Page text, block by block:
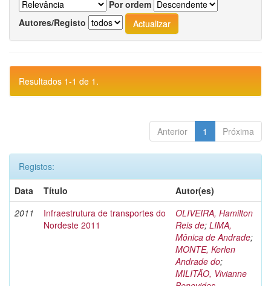
Por ordem
Autores/Registo
Resultados 1-1 de 1.
Anterior 1 Próxima
Registos:
Data
Título
Autor(es)
2011
Infraestrutura de transportes do
Nordeste 2011
OLIVEIRA, Hamilton
Reis de; LIMA,
Mônica de Andrade;
MONTE, Kerlen
Andrade do;
MILITÃO, Vivianne